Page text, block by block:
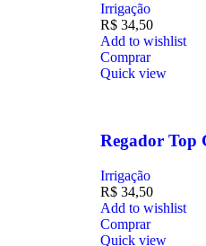
Irrigação
R$ 34,50
Add to wishlist
Comprar
Quick view
Regador Top
Irrigação
R$ 34,50
Add to wishlist
Comprar
Quick view